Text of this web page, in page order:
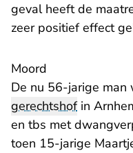
geval heeft de
zeer positief effect
Moord
De nu 56-jarige
gerechtshofin
en tbs met
toen 15-jarige